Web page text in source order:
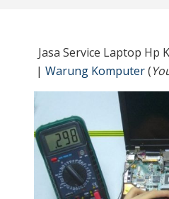
Jasa Service Laptop Hp
| Warung Komputer(